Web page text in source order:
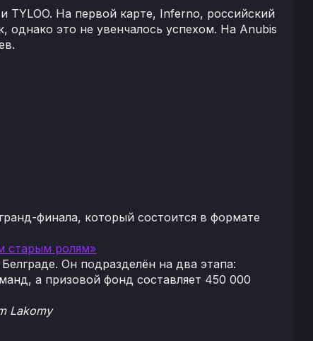
На первой карте, Inferno, российский
однако это не увенчалось успехом. На Anubis
финала, который состоится в формате
старым ролям»
Он подразделён на два этапа:
а призовой фонд составляет 450 000
Lakomy